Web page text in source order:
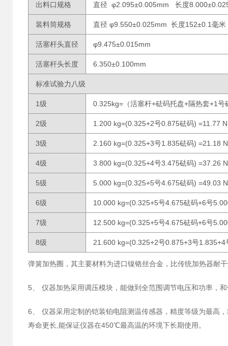
出料口规格 直径 φ2.095±0.005mm 长度
装料筒规格 直径 φ9.550±0.025mm 长度152±0.1毫米
活塞杆头直径 φ9.475±0.015mm
活塞杆头长度 6.350±0.100mm
标准试验力八级
1级 0.325kg=（活塞杆+砝码托盘+隔热套+1号
2级 1.200 kg=(0.325+2号0.875砝码) =11.77 N
3级 2.160 kg=(0.325+3号1.835砝码) =21.18 N
4级 3.800 kg=(0.325+4号3.475砝码) =37.26 N
5级 5.000 kg=(0.325+5号4.675砝码) =49.03 N
6级 10.000 kg=(0.325+5号4.675砝码+6号
7级 12.500 kg=(0.325+5号4.675砝码+6号
8级 21.600 kg=(0.325+2号0.875+3号
弹簧加热圈，其主要材料为进口镍铬丝合金，比传统加热器耐
5、 仪器加热采用调压模块，能做到全范围调节电压和功率，
6、 仪器采用定制的铠装铂电阻测温传感器，精度等级为最高
寿命更长,能保证仪器在450℃最高温的环境下长期使用。